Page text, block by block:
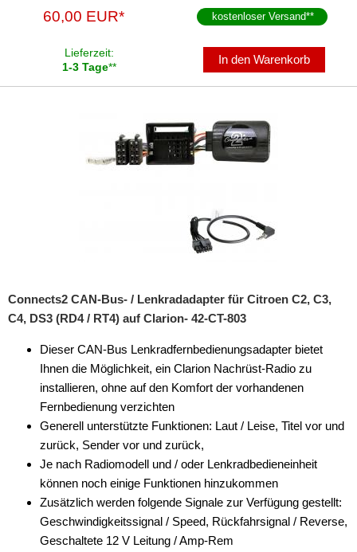
60,00 EUR* kostenloser Versand**
Lieferzeit:
1-3 Tage**
In den Warenkorb
Connects2 CAN-Bus- / Lenkradadapter für Citroen C2, C3,
C4, DS3 (RD4 / RT4) auf Clarion- 42-CT-803
Dieser CAN-Bus Lenkradfernbedienungsadapter bietet
Ihnen die Möglichkeit, ein Clarion Nachrüst-Radio zu
installieren, ohne auf den Komfort der vorhandenen
Fernbedienung verzichten
Generell unterstützte Funktionen: Laut / Leise, Titel vor und
zurück, Sender vor und zurück,
Je nach Radiomodell und / oder Lenkradbedieneinheit
können noch einige Funktionen hinzukommen
Zusätzlich werden folgende Signale zur Verfügung gestellt:
Geschwindigkeitssignal / Speed, Rückfahrsignal / Reverse,
Geschaltete 12 V Leitung / Amp-Rem